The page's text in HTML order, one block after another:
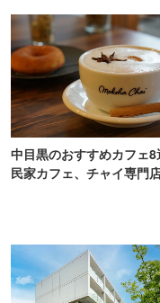
中目黒のおすすめカフェ
民家カフェ、チャイ専門